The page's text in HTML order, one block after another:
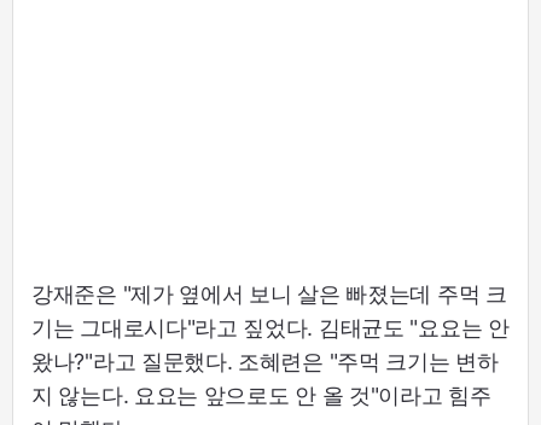
강재준은 "제가 옆에서 보니 살은 빠졌는데 주먹 크
기는 그대로시다"라고 짚었다. 김태균도 "요요는 안
왔나?"라고 질문했다. 조혜련은 "주먹 크기는 변하
지 않는다. 요요는 앞으로도 안 올 것"이라고 힘주